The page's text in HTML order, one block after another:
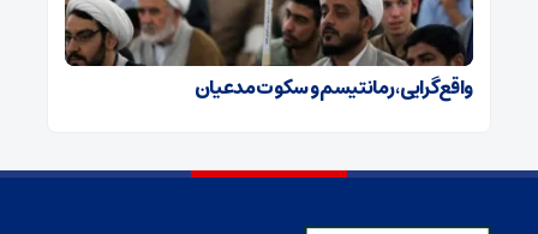
واقع‌‏گرایی، رمانتیسم و سکوت مدعیان